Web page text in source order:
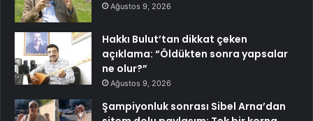
Ağustos 9, 2026
Hakkı Bulut’tan dikkat çeken
açıklama: “Öldükten sonra yapsalar
ne olur?”
Ağustos 9, 2026
Şampiyonluk sonrası Sibel Arna’dan